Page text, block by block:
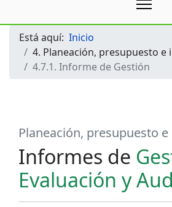
Está aquí: Inicio
4. Planeación, presupuesto e
4.7.1. Informe de Gestión
Planeación, presupuesto
Informes de
Evaluación y